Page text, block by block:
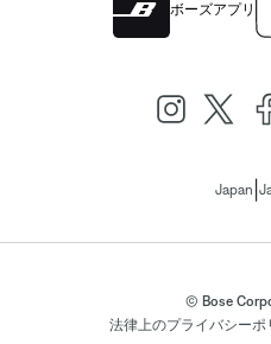
ボーズアプリ
Japan
© Bose
法律上のプライバシーポ